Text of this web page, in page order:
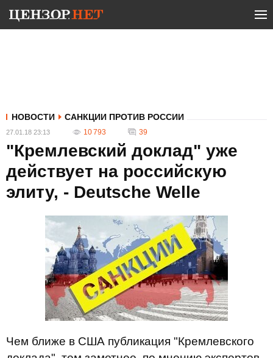
НОВОСТИ САНКЦИИ ПРОТИВ РОССИИ
27.01.18 23:13 10 793 39
"Кремлевский доклад" уже
действует на российскую
элиту, - Deutsche Welle
Чем ближе в США публикация "Кремлевского